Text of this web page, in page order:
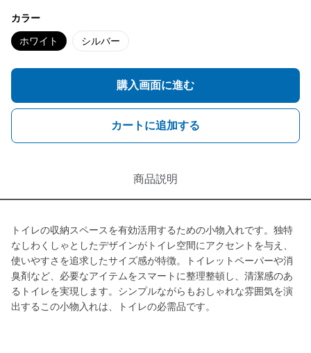
カラー
ホワイト シルバー
購入画面に進む
カートに追加する
商品説明
トイレの収納スペースを有効活用するための小物入れです。独特
なしわくしゃとしたデザインがトイレ空間にアクセントを与え、
使いやすさを追求したサイズ感が特徴。トイレットペーパーや消
臭剤など、必要なアイテムをスマートに整理整頓し、清潔感のあ
るトイレを実現します。シンプルながらもおしゃれな雰囲気を演
出するこの小物入れは、トイレの必需品です。